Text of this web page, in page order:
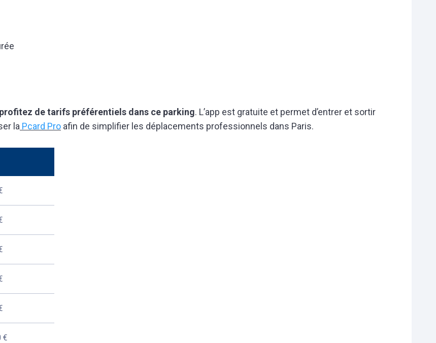
de tarifs préférentiels dans ce parking. L’app est gratuite et permet d’entrer et sortir
la Pcard Pro afin de simplifier les déplacements professionnels dans Paris.
€